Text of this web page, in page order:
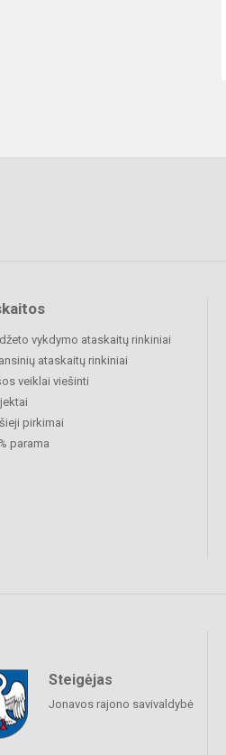
vykdymo ataskaitų rinkiniai
ataskaitų rinkiniai
veiklai viešinti
pirkimai
parama
Steigėjas
Jonavos rajono savivaldybė